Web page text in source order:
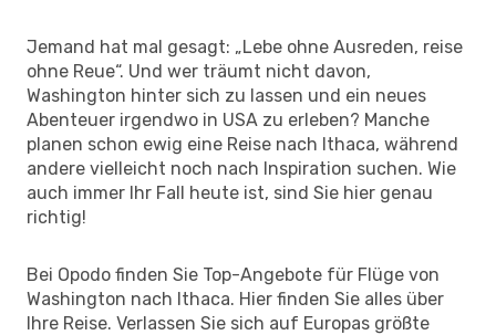
Jemand hat mal gesagt: „Lebe ohne Ausreden, reise
ohne Reue“. Und wer träumt nicht davon,
Washington hinter sich zu lassen und ein neues
Abenteuer irgendwo in USA zu erleben? Manche
planen schon ewig eine Reise nach Ithaca, während
andere vielleicht noch nach Inspiration suchen. Wie
auch immer Ihr Fall heute ist, sind Sie hier genau
richtig!
Bei Opodo finden Sie Top-Angebote für Flüge von
Washington nach Ithaca. Hier finden Sie alles über
Ihre Reise. Verlassen Sie sich auf Europas größte